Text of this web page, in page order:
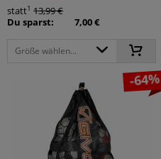
statt1 13,99 €
Du sparst:
7,00 €
Größe wählen...
-64%